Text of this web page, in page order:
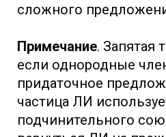
сложного
Примечание. Запятая
если однородные
придаточное
частица ЛИ
подчинительного